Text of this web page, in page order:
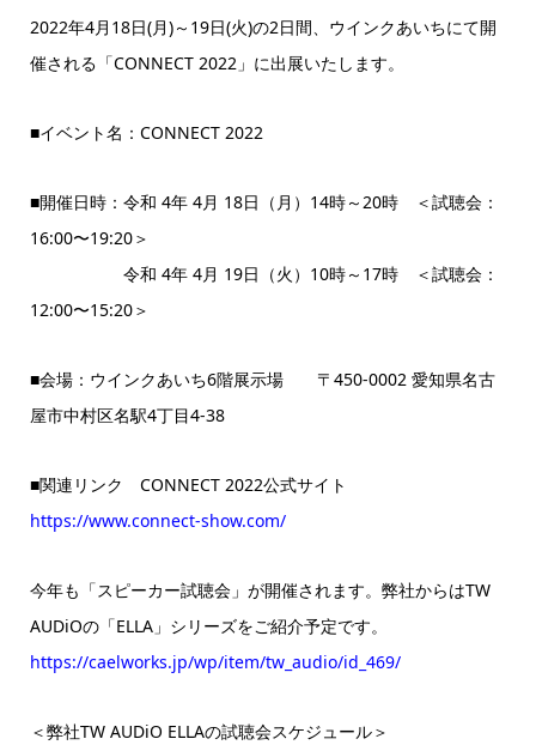
2022年4月18日(月)～19日(火)の2日間、ウインクあいちにて開
催される「CONNECT 2022」に出展いたします。
■イベント名：CONNECT 2022
■開催日時：令和 4年 4月 18日（月）14時～20時 ＜試聴会：
16:00〜19:20＞
令和 4年 4月 19日（火）10時～17時 ＜試聴会：
12:00〜15:20＞
■会場：ウインクあいち6階展示場 〒450-0002 愛知県名古
屋市中村区名駅4丁目4-38
■関連リンク CONNECT 2022公式サイト
https://www.connect-show.com/
今年も「スピーカー試聴会」が開催されます。弊社からはTW
AUDiOの「ELLA」シリーズをご紹介予定です。
https://caelworks.jp/wp/item/tw_audio/id_469/
＜弊社TW AUDiO ELLAの試聴会スケジュール＞